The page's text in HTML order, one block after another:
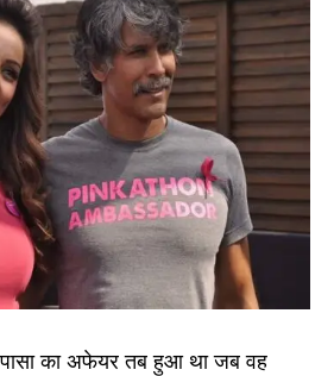
का अफेयर तब हुआ था जब वह